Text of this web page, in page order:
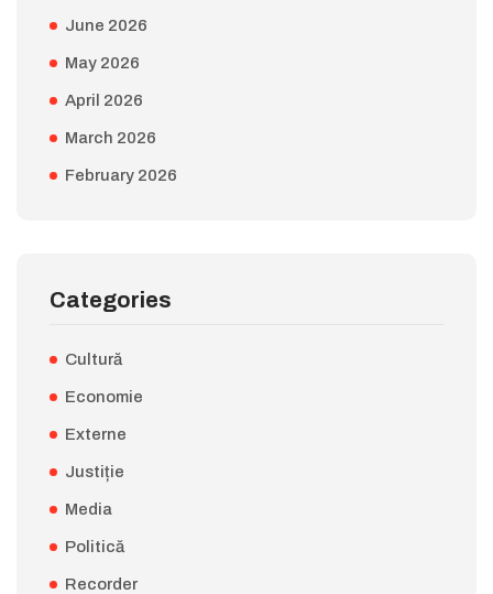
June 2026
May 2026
April 2026
March 2026
February 2026
Categories
Cultură
Economie
Externe
Justiție
Media
Politică
Recorder